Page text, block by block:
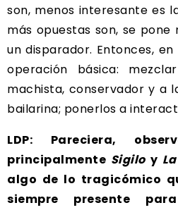
son, menos interesante es
más opuestas son, se
un disparador. Entonces, en
operación básica:
machista, conservador y a
bailarina; ponerlos a
LDP: Pareciera,
principalmente Sigiloy
algo de lo tragicómico
siempre presente